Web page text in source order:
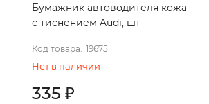
Бумажник автоводителя кожа
с тиснением Audi, шт
Код товара: 19675
Нет в наличии
335 ₽